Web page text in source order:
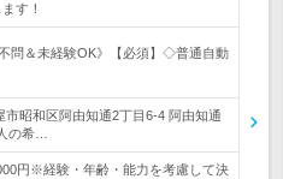
す！
問＆未経験OK》【必須】◇普通自動
市昭和区阿由知通2丁目6-4 阿由知通
の希…
円※経験・年齢・能力を考慮して決